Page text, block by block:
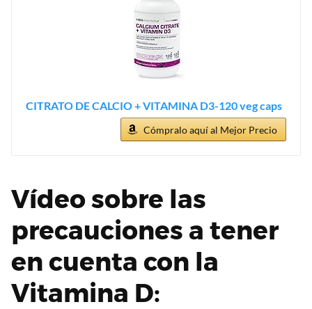
CITRATO DE CALCIO + VITAMINA D3-120 veg caps
Cómpralo aquí al Mejor Precio
Vídeo sobre las
precauciones a tener
en cuenta con la
Vitamina D: